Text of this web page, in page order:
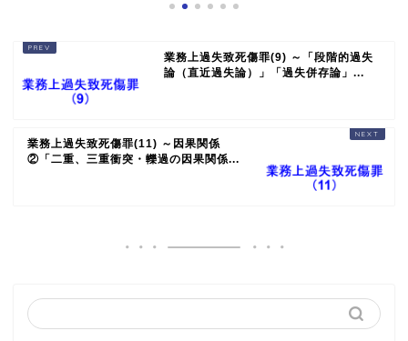
業務上過失致死傷罪(9) ～「段階的過失
論（直近過失論）」「過失併存論」...
業務上過失致死傷罪(11) ～因果関係
②「二重、三重衝突・轢過の因果関係...